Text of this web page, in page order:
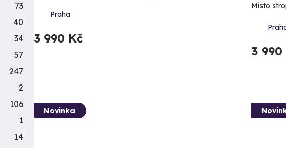
Praha
3 990 Kč
Místo
3 990
Novinka
73
40
34
57
247
2
106
1
14